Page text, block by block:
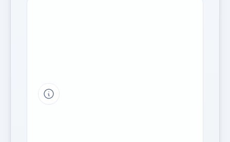
Tipp a grafikon jelmagyarázatához